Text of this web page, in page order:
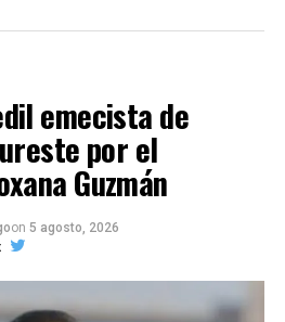
emecista de
por el
Guzmán
on 5 agosto, 2026